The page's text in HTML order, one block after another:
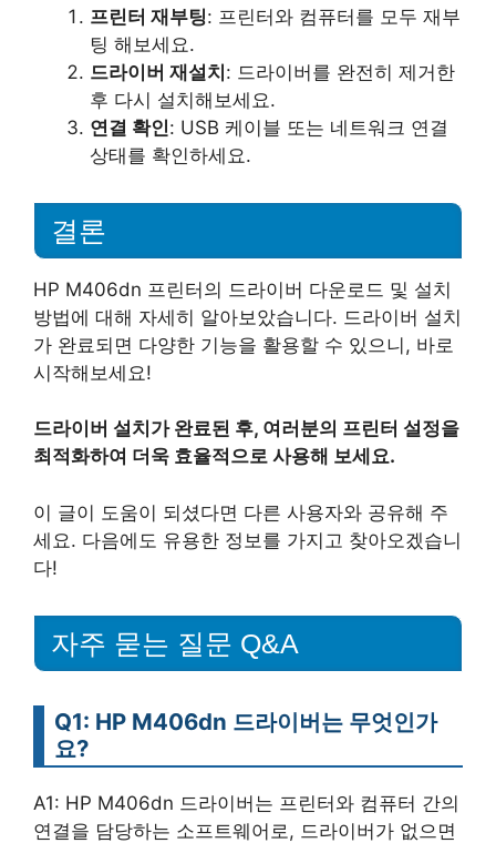
프린터 재부팅: 프린터와 컴퓨터를 모두 재부
팅 해보세요.
드라이버 재설치 : 드라이버를 완전히 제거한
후 다시 설치해보세요.
연결 확인: USB 케이블 또는 네트워크 연결
상태를 확인하세요.
결론
HP M406dn 프린터의 드라이버 다운로드 및 설치
방법에 대해 자세히 알아보았습니다. 드라이버 설치
가 완료되면 다양한 기능을 활용할 수 있으니, 바로
시작해보세요!
드라이버 설치가 완료된 후, 여러분의 프린터 설정을
최적화하여 더욱 효율적으로 사용해 보세요.
이 글이 도움이 되셨다면 다른 사용자와 공유해 주
세요. 다음에도 유용한 정보를 가지고 찾아오겠습니
다!
자주 묻는 질문 Q&A
Q1: HP M406dn 드라이버는 무엇인가
요?
A1: HP M406dn 드라이버는 프린터와 컴퓨터 간의
연결을 담당하는 소프트웨어로, 드라이버가 없으면